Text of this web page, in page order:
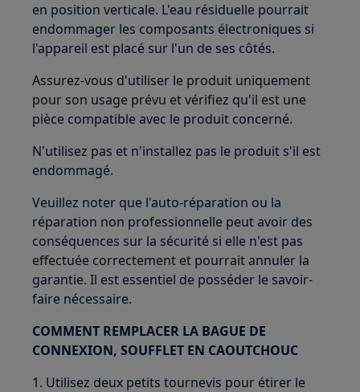
en position verticale. L'eau résiduelle pourrait
endommager les composants électroniques si
l'appareil est placé sur l'un de ses côtés.
Assurez-vous d'utiliser le produit uniquement
pour son usage prévu et vérifiez qu'il est une
pièce compatible avec le produit concerné.
N'utilisez pas et n'installez pas le produit s'il est
endommagé.
Veuillez noter que l'auto-réparation ou la
réparation non professionnelle peut avoir des
conséquences sur la sécurité si elle n'est pas
effectuée correctement et pourrait annuler la
garantie. Il est essentiel de posséder le savoir-
faire nécessaire.
COMMENT REMPLACER LA BAGUE DE
CONNEXION, SOUFFLET EN CAOUTCHOUC
1. Utilisez deux petits tournevis pour étirer le